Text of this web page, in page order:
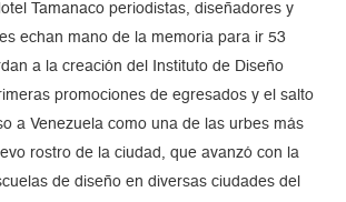
Tamanaco periodistas, diseñadores y
echan mano de la memoria para ir 53
a la creación del Instituto de Diseño
promociones de egresados y el salto
a Venezuela como una de las urbes más
rostro de la ciudad, que avanzó con la
de diseño en diversas ciudades del